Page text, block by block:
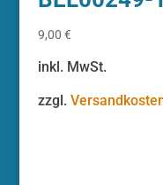
9,00 €
inkl. MwSt.
zzgl.